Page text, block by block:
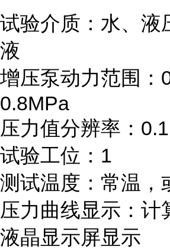
试验介质：水、液
液
增压泵动力范围：
0.8MPa
压力值分辨率：
试验工位：1
测试温度：常温，
压力曲线显示：计
液晶显示屏显示